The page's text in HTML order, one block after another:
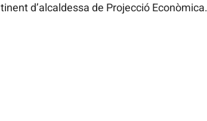
tinent d’alcaldessa de Projecció Econòmica.